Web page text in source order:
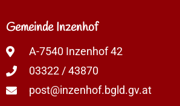
Gemeinde Inzenhof
A-7540 Inzenhof 42
03322 / 43870
post@inzenhof.bgld.gv.at